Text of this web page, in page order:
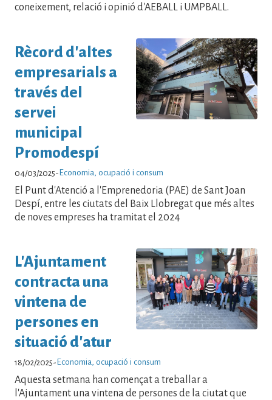
coneixement, relació i opinió d'AEBALL i UMPBALL.
Rècord d'altes
empresarials a
través del
servei
municipal
Promodespí
04/03/2025-Economia, ocupació i consum
El Punt d'Atenció a l'Emprenedoria (PAE) de Sant Joan
Despí, entre les ciutats del Baix Llobregat que més altes
de noves empreses ha tramitat el 2024
L'Ajuntament
contracta una
vintena de
persones en
situació d'atur
18/02/2025- Economia, ocupació i consum
Aquesta setmana han començat a treballar a
l'Ajuntament una vintena de persones de la ciutat que